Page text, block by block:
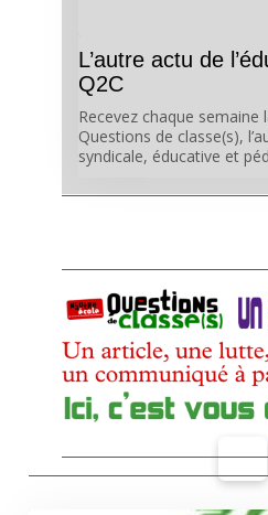
L’autre actu de
Q2C
Recevez chaque semaine
Questions de classe(s),
syndicale, éducative et